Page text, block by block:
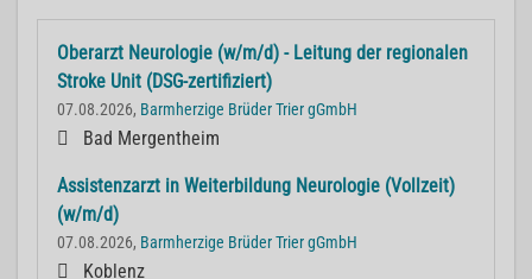
Oberarzt Neurologie (w/m/d) - Leitung der regionalen
Stroke Unit (DSG-zertifiziert)
07.08.2026, Barmherzige Brüder Trier gGmbH
Bad Mergentheim
Assistenzarzt in Weiterbildung Neurologie (Vollzeit)
(w/m/d)
07.08.2026, Barmherzige Brüder Trier gGmbH
Koblenz